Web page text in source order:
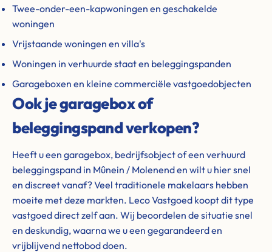
Twee-onder-een-kapwoningen en geschakelde
woningen
Vrijstaande woningen en villa's
Woningen in verhuurde staat en beleggingspanden
Garageboxen en kleine commerciële vastgoedobjecten
Ook je garagebox of
beleggingspand verkopen?
Heeft u een garagebox, bedrijfsobject of een verhuurd
beleggingspand in Mûnein / Molenend en wilt u hier snel
en discreet vanaf? Veel traditionele makelaars hebben
moeite met deze markten. Leco Vastgoed koopt dit type
vastgoed direct zelf aan. Wij beoordelen de situatie snel
en deskundig, waarna we u een gegarandeerd en
vrijblijvend nettobod doen.